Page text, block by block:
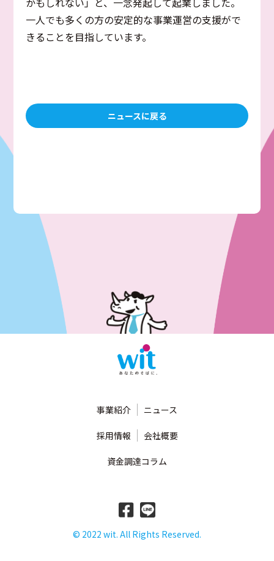
一人でも多くの方の安定的な事業運営の支援がで
きることを目指しています。
ニュースに戻る
事業紹介 ニュース
採用情報 会社概要
資金調達コラム
© 2022 wit. All Rights Reserved.